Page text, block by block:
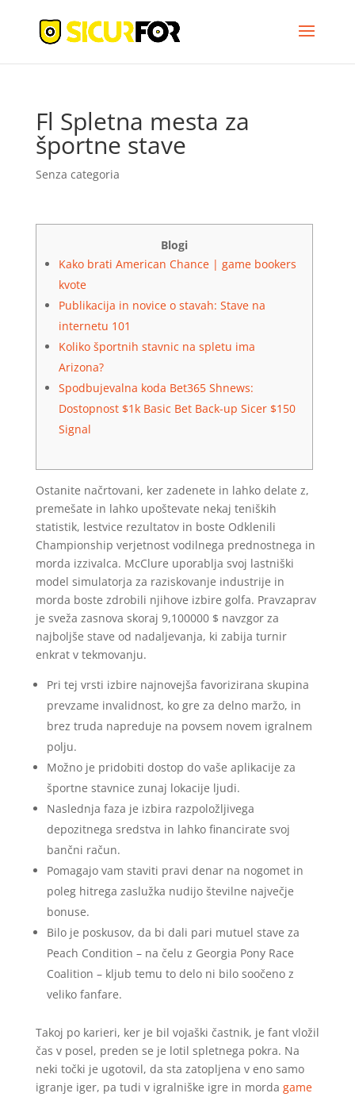
Fl Spletna mesta za
športne stave
Senza categoria
Blogi
Kako brati American Chance | game bookers
kvote
Publikacija in novice o stavah: Stave na
internetu 101
Koliko športnih stavnic na spletu ima
Arizona?
Spodbujevalna koda Bet365 Shnews:
Dostopnost $1k Basic Bet Back-up Sicer $150
Signal
Ostanite načrtovani, ker zadenete in lahko delate z,
premešate in lahko upoštevate nekaj teniških
statistik, lestvice rezultatov in boste Odklenili
Championship verjetnost vodilnega prednostnega in
morda izzivalca. McClure uporablja svoj lastniški
model simulatorja za raziskovanje industrije in
morda boste zdrobili njihove izbire golfa. Pravzaprav
je sveža zasnova skoraj 9,100000 $ navzgor za
najboljše stave od nadaljevanja, ki zabija turnir
enkrat v tekmovanju.
Pri tej vrsti izbire najnovejša favorizirana skupina
prevzame invalidnost, ko gre za delno maržo, in
brez truda napreduje na povsem novem igralnem
polju.
Možno je pridobiti dostop do vaše aplikacije za
športne stavnice zunaj lokacije ljudi.
Naslednja faza je izbira razpoložljivega
depozitnega sredstva in lahko financirate svoj
bančni račun.
Pomagajo vam staviti pravi denar na nogomet in
poleg hitrega zaslužka nudijo številne največje
bonuse.
Bilo je poskusov, da bi dali pari mutuel stave za
Peach Condition – na čelu z Georgia Pony Race
Coalition – kljub temu to delo ni bilo soočeno z
veliko fanfare.
Takoj po karieri, ker je bil vojaški častnik, je fant vložil
čas v posel, preden se je lotil spletnega pokra. Na
neki točki je ugotovil, da sta zatopljena v eno samo
igranje iger, pa tudi v igralniške igre in morda game